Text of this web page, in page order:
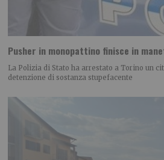
Pusher in monopattino finisce in
La Polizia di Stato ha arrestato a Torino un
detenzione di sostanza stupefacente